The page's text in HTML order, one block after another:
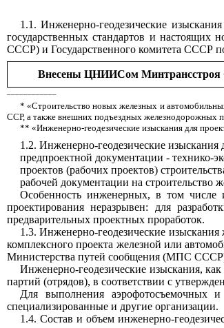
1.1. Инженерно-геодезические
государственных стандартов и
СССР) и Государственного комитета СССР
Внесены ЦНИИСом
* «Строительство новых железных и
ССР, а также внешних подъездных железнодорожных
** «Инженерно-геодезические изыскания для
1.2. Инженерно-геодезические
предпроектной документации - технико-
проектов (рабочих проектов)
рабочей документации на строительство
Особенность инженерных, в том числе
проектирования неразрывен: для
предварительных проектных проработок.
1.3. Инженерно-геодезические
комплексного проекта железной или
Министерства путей сообщения (МПС
Инженерно-геодезические изыскания,
партий (отрядов), в соответствии с
Для выполнения аэрофотосъемочных и
специализированные и другие организации.
1.4. Состав и объем инженерно-